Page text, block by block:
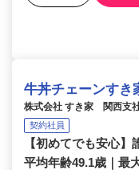
牛丼チェーンすき
株式会社 すき家 関西支
契約社員
【初めてでも安心】
平均年齢49.1歳｜最